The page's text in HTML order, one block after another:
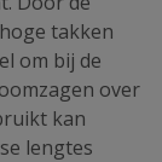
takken
om bij de
over
kan
lengtes